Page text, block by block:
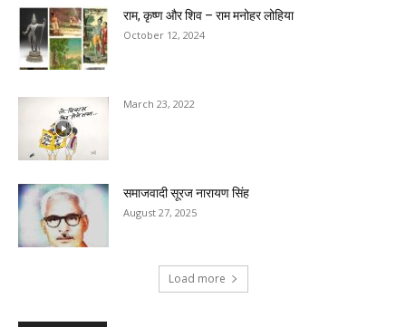
राम, कृष्‍ण और शिव – राम मनोहर लोहिया
October 12, 2024
March 23, 2022
समाजवादी सूरज नारायण सिंह
August 27, 2025
Load more